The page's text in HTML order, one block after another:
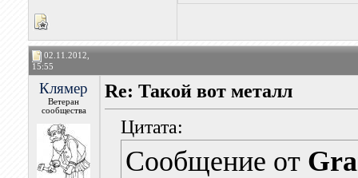
02.11.2012,
15:55
Клямер
Ветеран
сообщества
Re: Такой вот металл
Цитата:
Сообщение от